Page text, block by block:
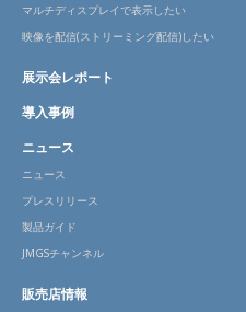
マルチディスプレイで表示したい
映像を配信(ストリーミング配信)したい
展示会レポート
導入事例
ニュース
ニュース
プレスリリース
製品ガイド
JMGSチャンネル
販売店情報